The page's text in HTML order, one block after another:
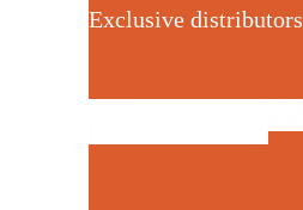
Exclusive distributors